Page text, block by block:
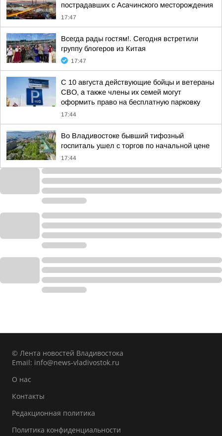
пострадавших с Асачинского месторождения
17:47
Всегда рады гостям!. Сегодня встретили
группу блогеров из Китая
17:47
С 10 августа действующие бойцы и ветераны
СВО, а также члены их семей могут
оформить право на бесплатную парковку
17:44
Во Владивостоке бывший тифозный
госпиталь ушел с торгов по начальной цене
17:44
© Лента новостей Владивостока
Email: info@news-vladivostok.ru
О нас
Контакты
Редакционная политика
Политика конфиденциальности